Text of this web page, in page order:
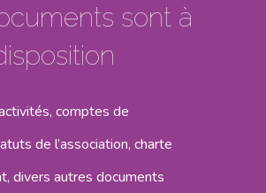
sont à
comptes de
de l’association, charte
divers autres documents
Agenda